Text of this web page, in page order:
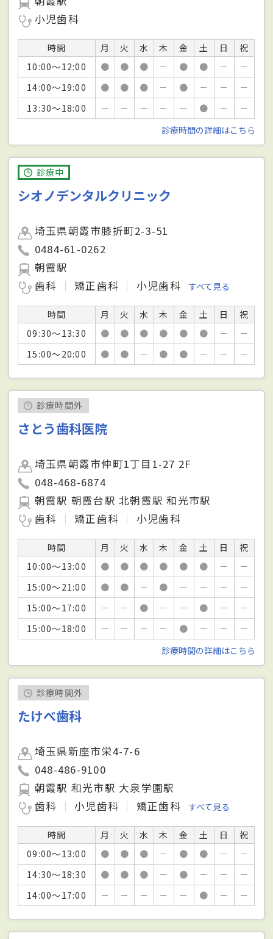
小児歯科
時間 月 火 水 木 金 土 日
祝
10:00～12:00
● ● ● － ● ● －
－
14:00～19:00
● ● ● － ● － －
－
13:30～18:00
－ － － － － ● －
－
診療時間の詳細はこちら
診療中
シオノデンタルクリニック
埼玉県朝霞市膝折町2-3-51
0484-61-0262
朝霞駅
歯科
矯正歯科 小児歯科 すべて見る
時間 月 火 水 木 金 土 日
祝
09:30～13:30
● ● ● ● ● ● －
－
15:00～20:00
● ● － ● ● － － －
診療時間外
さとう歯科医院
埼玉県朝霞市仲町1丁目1-27 2F
048-468-6874
朝霞駅 朝霞台駅 北朝霞駅 和光市駅
歯科
矯正歯科 小児歯科
時間 月 火 水 木 金 土 日
祝
10:00～13:00
● ● ● ● ● ● －
－
15:00～21:00
● ● － ● － － －
－
15:00～17:00
－ － ● － － ● －
－
15:00～18:00
－ － － － ● － －
－
診療時間の詳細はこちら
診療時間外
たけべ歯科
埼玉県新座市栄4-7-6
048-486-9100
朝霞駅 和光市駅 大泉学園駅
歯科
小児歯科 矯正歯科 すべて見る
時間 月 火 水 木 金 土 日
祝
09:00～13:00
● ● ● － ● ● －
－
14:30～18:30
● ● ● － ● － －
－
14:00～17:00
－ － － － － ● － －